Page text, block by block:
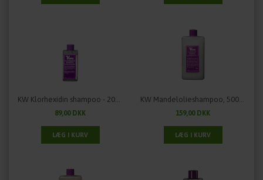
KW Klorhexidin shampoo - 200 ml.
89,00 DKK
KW Mandelolieshampoo, 500 ml
159,00 DKK